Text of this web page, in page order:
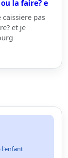
la faire? e
pas
et je
l'enfant